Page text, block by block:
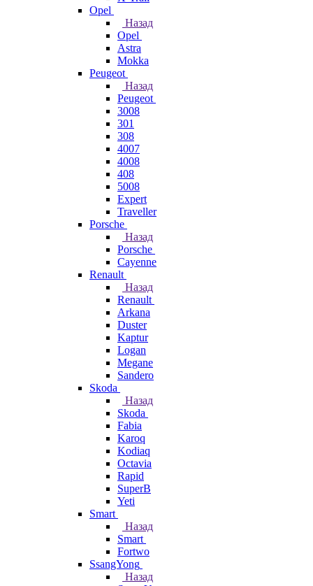
Opel
Назад
Opel
Astra
Mokka
Peugeot
Назад
Peugeot
3008
301
308
4007
4008
408
5008
Expert
Traveller
Porsche
Назад
Porsche
Cayenne
Renault
Назад
Renault
Arkana
Duster
Kaptur
Logan
Megane
Sandero
Skoda
Назад
Skoda
Fabia
Karoq
Kodiaq
Octavia
Rapid
SuperB
Yeti
Smart
Назад
Smart
Fortwo
SsangYong
Назад